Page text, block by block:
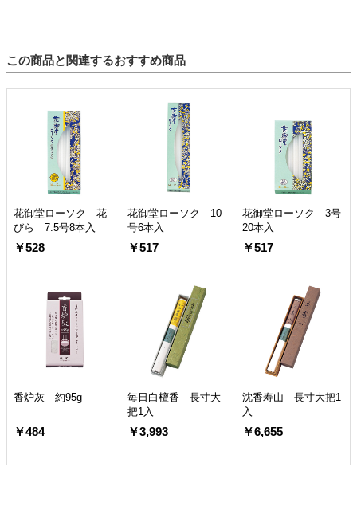
この商品と関連するおすすめ商品
花御堂ローソク 花
びら 7.5号8本入
￥528
花御堂ローソク 10
号6本入
￥517
花御堂ローソク 3号
20本入
￥517
香炉灰 約95g
￥484
毎日白檀香 長寸大
把1入
￥3,993
沈香寿山 長寸大把1
入
￥6,655